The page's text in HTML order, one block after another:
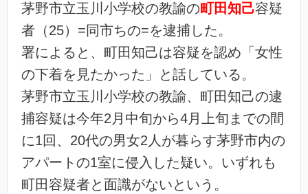
茅野市立玉川小学校の教諭の町田知己容疑
者（25）=同市ちの=を逮捕した。
署によると、町田知己は容疑を認め「女性
の下着を見たかった」と話している。
茅野市立玉川小学校の教諭、町田知己の逮
捕容疑は今年2月中旬から4月上旬までの間
に1回、20代の男女2人が暮らす茅野市内の
アパートの1室に侵入した疑い。いずれも
町田容疑者と面識がないという。